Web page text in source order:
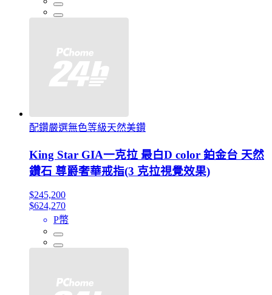
配鑽嚴選無色等級天然美鑽
King Star GIA一克拉 最白D color 鉑金台 天然
鑽石 尊爵奢華戒指(3 克拉視覺效果)
$245,200
$624,270
P幣